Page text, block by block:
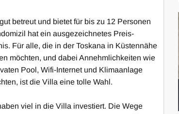
betreut und bietet für bis zu 12 Personen
hat ein ausgezeichnetes Preis-
Für alle, die in der Toskana in Küstennähe
möchten, und dabei Annehmlichkeiten wie
Pool, Wifi-Internet und Klimaanlage
ist die Villa eine tolle Wahl.
viel in die Villa investiert. Die Wege